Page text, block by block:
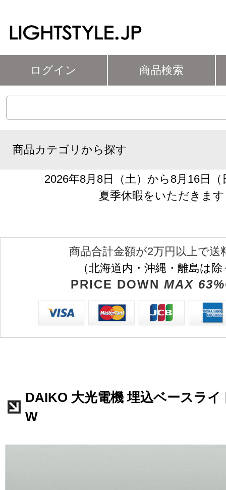
ログイン 商品検索
商品カテゴリから探す
2026年8月8日（土）から8月16日
夏季休暇をいただきます
商品合計金額が2万円以上で送
（北海道内・沖縄・離島は
PRICE DOWN MAX
DAIKO 大光電機 埋込ベースライ
W